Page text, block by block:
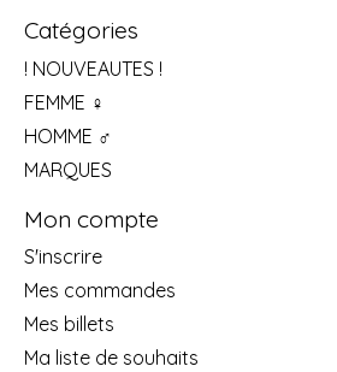
Catégories
! NOUVEAUTES !
FEMME ♀
HOMME ♂
MARQUES
Mon compte
S'inscrire
Mes commandes
Mes billets
Ma liste de souhaits